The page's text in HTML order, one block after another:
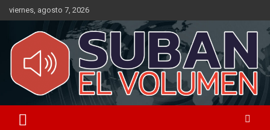
Saltar
al
contenido
viernes, agosto 7, 2026
Suban el Volumen
Noticias Locales, análisis crítico, comunidad, Alta Gracia,
Departamento Santamaría